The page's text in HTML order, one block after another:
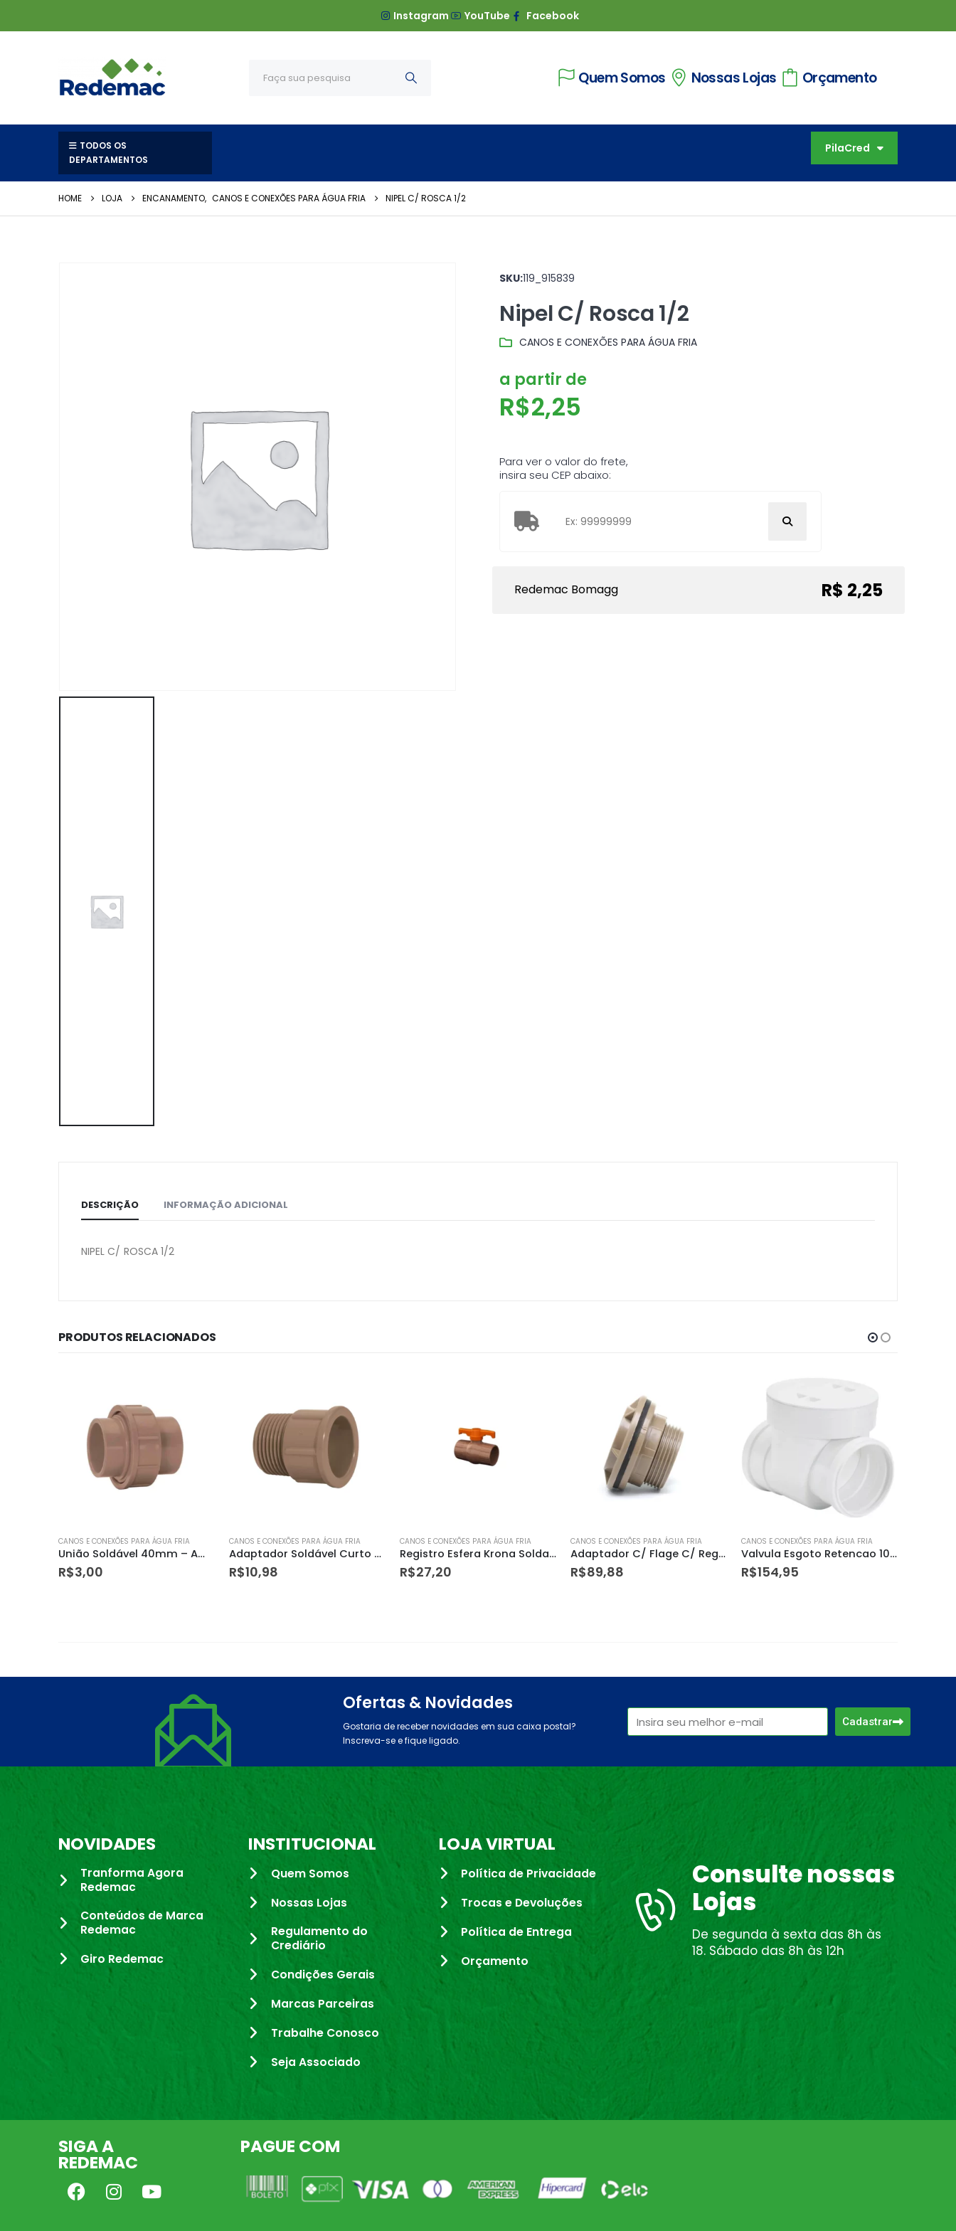
Instagram YouTube Facebook
Quem Somos Nossas Lojas Orçamento
TODOS OS
DEPARTAMENTOS
PilaCred
HOME LOJA ENCANAMENTO, CANOS E CONEXÕES PARA ÁGUA FRIA NIPEL C/ ROSCA 1/2
SKU:119_915839
Nipel C/ Rosca 1/2
CANOS E CONEXÕES PARA ÁGUA FRIA
a partir de
R$2,25
Para ver o valor do frete,
insira seu CEP abaixo:
Redemac Bomagg R$ 2,25
DESCRIÇÃO INFORMAÇÃO ADICIONAL
NIPEL C/ ROSCA 1/2
PRODUTOS RELACIONADOS
CANOS E CONEXÕES PARA ÁGUA FRIA
Adaptador Soldável Curto 40mm X 1.1/2″ – Amanco
R$10,98
CANOS E CONEXÕES PARA ÁGUA FRIA
Registro Esfera Krona Soldavel 50mm
R$27,20
CANOS E CONEXÕES PARA ÁGUA FRIA
Adaptador C/ Flage C/ Registro 60mm Tigre
R$89,88
CANOS E CONEXÕES PARA ÁGUA FRIA
Valvula Esgoto Retencao 100mm Amanco
R$154,95
CANOS E CONEXÕES PARA ÁGUA FRIA
Registro Esfera Krona Soldavel 32mm
R$6,59
Ofertas & Novidades
Gostaria de receber novidades em sua caixa postal?
Inscreva-se e fique ligado.
Cadastrar
NOVIDADES
Tranforma Agora
Redemac
Conteúdos de Marca
Redemac
Giro Redemac
INSTITUCIONAL
Quem Somos
Nossas Lojas
Regulamento do
Crediário
Condições Gerais
Marcas Parceiras
Trabalhe Conosco
Seja Associado
LOJA VIRTUAL
Política de Privacidade
Trocas e Devoluções
Política de Entrega
Orçamento
Consulte nossas
Lojas
De segunda à sexta das 8h às
18. Sábado das 8h às 12h
SIGA A
REDEMAC
PAGUE COM